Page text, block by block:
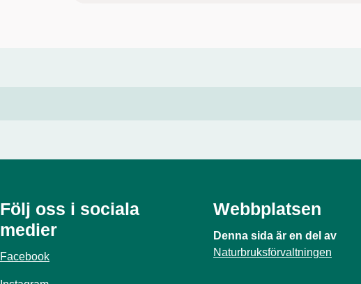
Följ oss i sociala
medier
Facebook
Webbplatsen
Denna sida är en del av
Naturbruksförvaltningen